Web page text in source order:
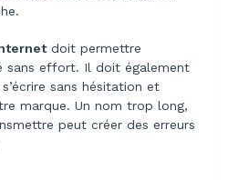
doit permettre
sans effort. Il doit également
sans hésitation et
marque. Un nom trop long,
peut créer des erreurs